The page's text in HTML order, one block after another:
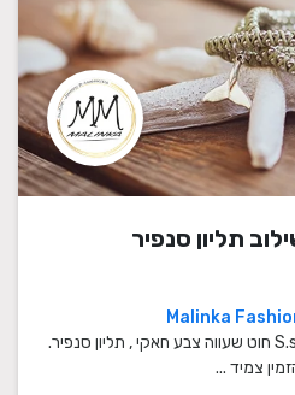
Malinka
צמיד דיסקית מתלפף S.steel 4X חוט שעווה צבע חאקי , תליון סנפיר.
צמיד ...